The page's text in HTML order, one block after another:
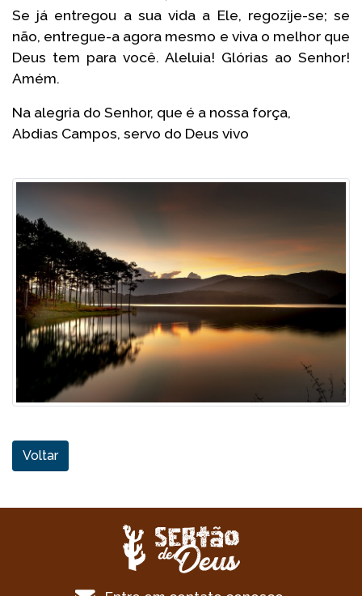
Se já entregou a sua vida a Ele, regozije-se; se
não, entregue-a agora mesmo e viva o melhor que
Deus tem para você. Aleluia! Glórias ao Senhor!
Amém.
Na alegria do Senhor, que é a nossa força,
Abdias Campos, servo do Deus vivo
Voltar